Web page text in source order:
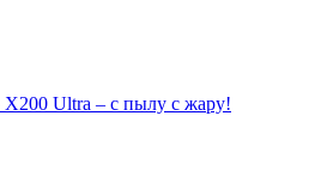
Ultra – с пылу с жару!